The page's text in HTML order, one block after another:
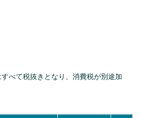
べて税抜きとなり、消費税が別途加